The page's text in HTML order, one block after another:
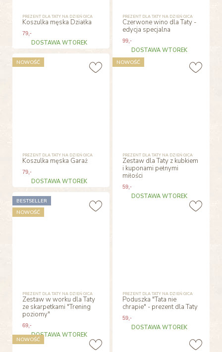
PREZENT DLA TATY NA DZIEŃ OJCA
Koszulka męska Działka
79,-
DOSTAWA WTOREK
PREZENT DLA TATY NA DZIEŃ OJCA
Czerwone wino dla Taty -
edycja specjalna
99 ,-
DOSTAWA WTOREK
PREZENT DLA TATY NA DZIEŃ OJCA
Koszulka męska Garaż
79,-
DOSTAWA WTOREK
NOWOŚĆ
PREZENT DLA TATY NA DZIEŃ OJCA
Zestaw dla Taty z kubkiem
i kuponami pełnymi
miłości
59 ,-
DOSTAWA WTOREK
NOWOŚĆ
PREZENT DLA TATY NA DZIEŃ OJCA
Zestaw w worku dla Taty
ze skarpetkami "Trening
poziomy"
69,-
DOSTAWA WTOREK
BESTSELLER
NOWOŚĆ
PREZENT DLA TATY NA DZIEŃ OJCA
Poduszka "Tata nie
chrapie" - prezent dla Taty
59 ,-
DOSTAWA WTOREK
NOWOŚĆ